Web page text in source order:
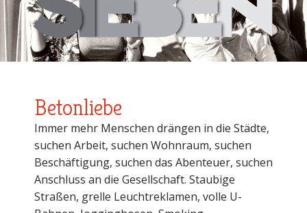
e
n
Betonliebe
Immer mehr Menschen drängen in die Städte,
suchen Arbeit, suchen Wohnraum, suchen
Beschäftigung, suchen das Abenteuer, suchen
Anschluss an die Gesellschaft. Staubige
Straßen, grelle Leuchtreklamen, volle U-